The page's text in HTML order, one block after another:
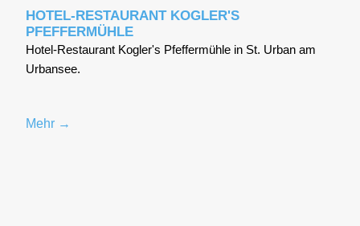
HOTEL-RESTAURANT KOGLER'S
PFEFFERMÜHLE
Hotel-Restaurant Kogler's Pfeffermühle in St. Urban am
Urbansee.
Mehr →